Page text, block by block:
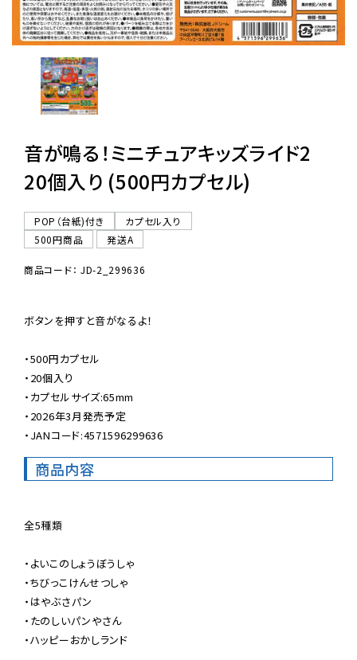
よくあるご質問
06-6282-7659
音が鳴る！ミニチュアキッズライド2
20個入り (500円カプセル)
POP（台紙)付き
カプセル入り
500円商品
発送A
商品コード： JD-2_299636
ボタンを押すと音がなるよ！
・500円カプセル
・20個入り
・カプセルサイズ:65mm
・2026年3月発売予定
・JANコード:4571596299636
商品内容
全5種類
・よいこのしょうぼうしゃ
・ちびっこけんせつしゃ
・はやぶさパン
・たのしいパンやさん
・ハッピーおかしランド